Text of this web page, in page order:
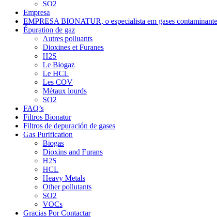
SO2
Empresa
EMPRESA BIONATUR, o especialista em gases
Épuration de gaz
Autres polluants
Dioxines et Furanes
H2S
Le Biogaz
Le HCL
Les COV
Métaux lourds
SO2
FAQ’s
Filtros Bionatur
Filtros de depuración de gases
Gas Purification
Biogas
Dioxins and Furans
H2S
HCL
Heavy Metals
Other pollutants
SO2
VOCs
Gracias Por Contactar